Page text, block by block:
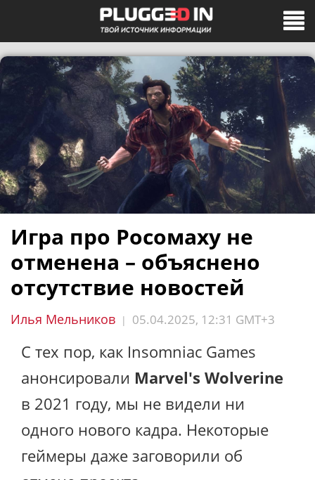
Игра про Росомаху не
отменена – объяснено
отсутствие новостей
Илья Мельников | 05.04.2025, 12:31 GMT+3
С тех пор, как Insomniac Games
анонсировали Marvel's Wolverine
в 2021 году, мы не видели ни
одного нового кадра. Некоторые
геймеры даже заговорили об